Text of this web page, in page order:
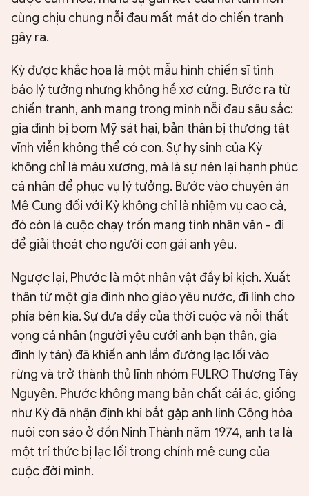
cùng chịu chung nỗi đau mất mát do chiến tranh
gây ra.
Kỳ được khắc họa là một mẫu hình chiến sĩ tình
báo lý tưởng nhưng không hề xơ cứng. Bước ra từ
chiến tranh, anh mang trong mình nỗi đau sâu sắc:
gia đình bị bom Mỹ sát hại, bản thân bị thương tật
vĩnh viễn không thể có con. Sự hy sinh của Kỳ
không chỉ là máu xương, mà là sự nén lại hạnh phúc
cá nhân để phục vụ lý tưởng. Bước vào chuyên án
Mê Cung đối với Kỳ không chỉ là nhiệm vụ cao cả,
đó còn là cuộc chạy trốn mang tính nhân văn - đi
để giải thoát cho người con gái anh yêu.
Ngược lại, Phước là một nhân vật đầy bi kịch. Xuất
thân từ một gia đình nho giáo yêu nước, đi lính cho
phía bên kia. Sự đưa đẩy của thời cuộc và nỗi thất
vọng cá nhân (người yêu cưới anh bạn thân, gia
đình ly tán) đã khiến anh lầm đường lạc lối vào
rừng và trở thành thủ lĩnh nhóm FULRO Thượng Tây
Nguyên. Phước không mang bản chất cái ác, giống
như Kỳ đã nhận định khi bắt gặp anh lính Cộng hòa
nuôi con sáo ở đồn Ninh Thành năm 1974, anh ta là
một trí thức bị lạc lối trong chính mê cung của
cuộc đời mình.